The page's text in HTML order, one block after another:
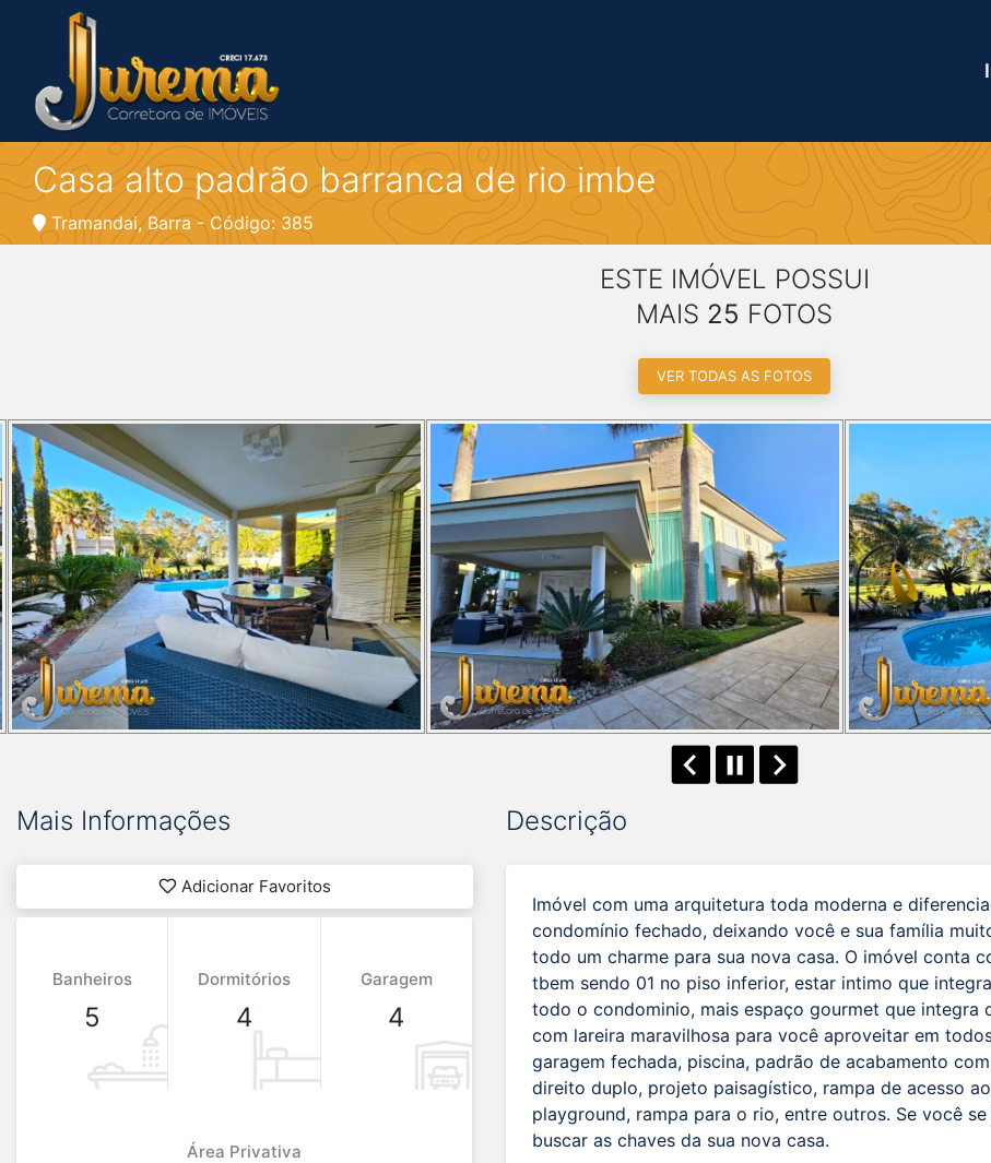
Casa alto padrão barranca de rio imbe
Tramandai, Barra - Código: 385
ESTE IMÓVEL POSSUI
MAIS 25 FOTOS
VER TODAS AS FOTOS
Mais Informações
Adicionar Favoritos
Banheiros
5
Dormitórios
4
Garagem
4
Área Privativa
Descrição
Imóvel com uma arquitetura toda moderna e
condomínio fechado, deixando você e sua família
todo um charme para sua nova casa. O imóvel conta
tbem sendo 01 no piso inferior, estar intimo que
todo o condominio, mais espaço gourmet que integra
com lareira maravilhosa para você aproveitar em
garagem fechada, piscina, padrão de acabamento
direito duplo, projeto paisagístico, rampa de acesso
playground, rampa para o rio, entre outros. Se você
buscar as chaves da sua nova casa.